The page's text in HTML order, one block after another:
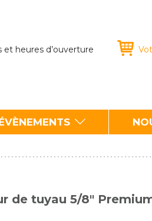
et heures d’ouverture
de tuyau 5/8"